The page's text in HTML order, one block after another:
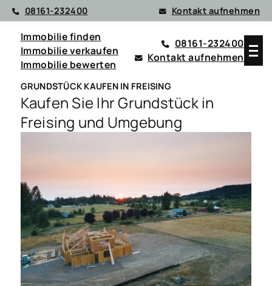
08161-232400 Kontakt aufnehmen
Immobilie finden
Immobilie verkaufen
Immobilie bewerten
08161-232400
Kontakt aufnehmen
GRUNDSTÜCK KAUFEN IN FREISING
Kaufen Sie Ihr Grundstück in
Freising und Umgebung